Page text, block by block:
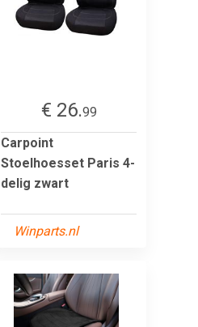
€ 26.99
Carpoint
Stoelhoesset Paris 4-
delig zwart
Winparts.nl